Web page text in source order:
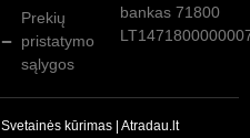
Prekių
pristatymo
sąlygos
bankas 71800
Svetainės kūrimas Atradau.lt